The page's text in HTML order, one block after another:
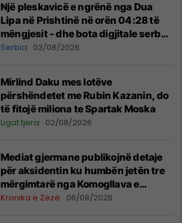
Një pleskavicë e ngrënë nga Dua
Lipa në Prishtinë në orën 04:28 të
mëngjesit - dhe bota digjitale serbe
shpall gjendjen e luftës
Serbia 03/08/2026
Mirlind Daku mes lotëve
përshëndetet me Rubin Kazanin, do
të fitojë miliona te Spartak Moska
Ligat tjera 02/08/2026
Mediat gjermane publikojnë detaje
për aksidentin ku humbën jetën tre
mërgimtarë nga Komogllava e
Ferizajt
Kronika e Zezë 06/08/2026